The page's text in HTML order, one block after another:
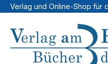
Hauptinhalt springen
Zur Suche springen
Zur Hauptnavigation
Verlag und Online-Shop für